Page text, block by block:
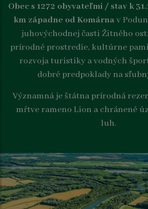
Obec s 1272 obyvateľmi / stav k
km západne od Komárnav
juhovýchodnej časti Žitného
prírodné prostredie, kultúrne
rozvoja turistiky a vodných
dobré predpoklady na
Významná je štátna prírodná
mŕtve rameno Lion a chránené
luh.